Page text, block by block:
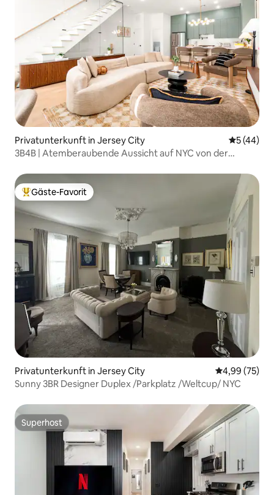
Privatunterkunft in Jersey City
5 (44)
3B4B | Atemberaubende Aussicht auf NYC von der
Beliebter Gäste-Favorit.
Gäste-Favorit
Privatunterkunft in Jersey City
4,99 (75)
Sunny 3BR Designer Duplex /Parkplatz /Weltcup/ NYC
Superhost
Superhost